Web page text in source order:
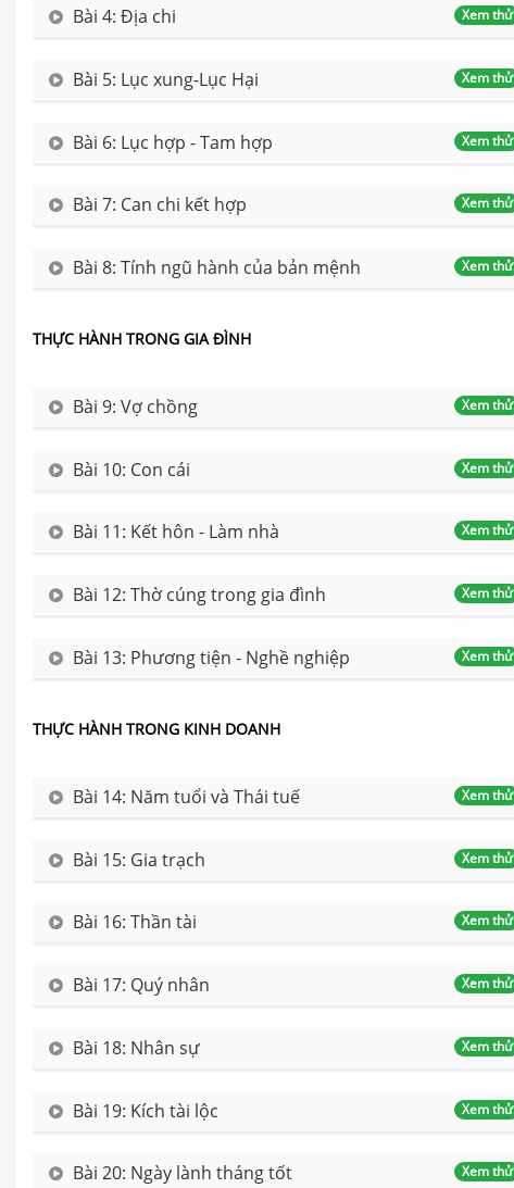
Xem thử
Bài 4: Địa chi
Xem thử
Bài 5: Lục xung-Lục Hại
Xem thử
Bài 6: Lục hợp - Tam hợp
Xem thử
Bài 7: Can chi kết hợp
Xem thử
Bài 8: Tính ngũ hành của bản mệnh
THỰC HÀNH TRONG GIA ĐÌNH
Xem thử
Bài 9: Vợ chồng
Xem thử
Bài 10: Con cái
Xem thử
Bài 11: Kết hôn - Làm nhà
Xem thử
Bài 12: Thờ cúng trong gia đình
Xem thử
Bài 13: Phương tiện - Nghề nghiệp
THỰC HÀNH TRONG KINH DOANH
Xem thử
Bài 14: Năm tuổi và Thái tuế
Xem thử
Bài 15: Gia trạch
Xem thử
Bài 16: Thần tài
Xem thử
Bài 17: Quý nhân
Xem thử
Bài 18: Nhân sự
Xem thử
Bài 19: Kích tài lộc
Xem thử
Bài 20: Ngày lành tháng tốt